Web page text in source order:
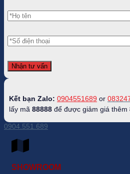
Kết bạn Zalo: 0904551689 or
lấy mã 88888 để được giảm giá thêm
0904.551.689
SHOWROOM